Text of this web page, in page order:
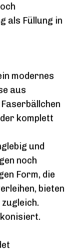
als Füllung in
modernes
aus
komplett
und
noch
Form, die
bieten